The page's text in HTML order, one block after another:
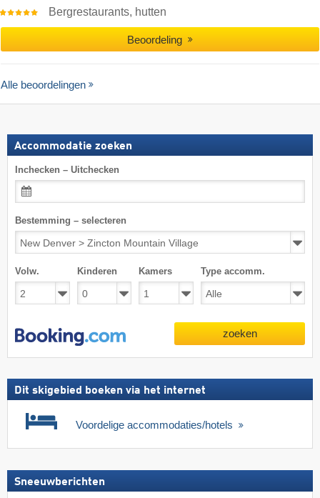
Bergrestaurants, hutten
Beoordeling
Alle beoordelingen
Accommodatie zoeken
Inchecken – Uitchecken
Bestemming – selecteren
Volw. Kinderen Kamers Type accomm.
zoeken
Dit skigebied boeken via het internet
Voordelige accommodaties/hotels
Sneeuwberichten